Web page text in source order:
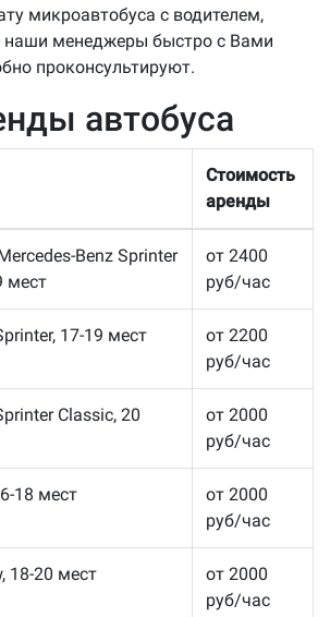
микроавтобуса с водителем,
наши менеджеры быстро с Вами
проконсультируют.
автобуса
Стоимость
аренды
Benz Sprinter
мест
от 2400
руб/час
17-19 мест
от 2200
руб/час
Classic, 20
от 2000
руб/час
18 мест
от 2000
руб/час
18-20 мест
от 2000
руб/час